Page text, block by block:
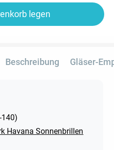
legen
Beschreibung Gläser-
-140)
Havana Sonnenbrillen